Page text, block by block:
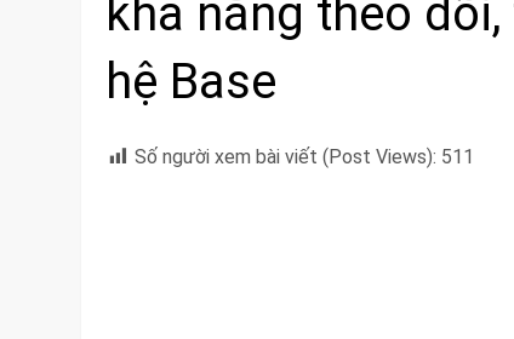
khả năng theo
hệ Base
Số người xem bài viết (Post Views): 511